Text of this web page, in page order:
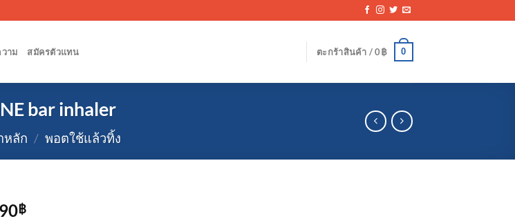
าม สมัครตัวแทน ตะกร้าสินค้า /0฿ 0
bar inhaler
หลัก / พอตใช้แล้วทิ้ง
90฿